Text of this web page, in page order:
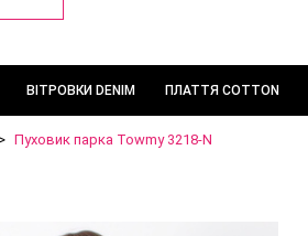
ВІТРОВКИ DENIM ПЛАТТЯ COTTON
Пуховик парка Towmy 3218-N